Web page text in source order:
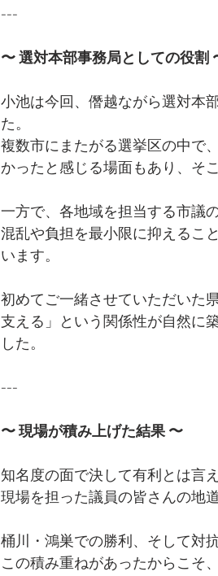
---
〜 選対本部事務局としての役割
小池は今回、僭越ながら選対本
た。
複数市にまたがる選挙区の中で
かったと感じる場面もあり、そ
一方で、各地域を担当する市議
混乱や負担を最小限に抑えるこ
います。
初めてご一緒させていただいた
支える」という関係性が自然に
した。
---
〜 現場が積み上げた結果 〜
知名度の面で決して有利とは言
現場を担った議員の皆さんの地
桶川・鴻巣での勝利、そして対
この積み重ねがあったからこそ